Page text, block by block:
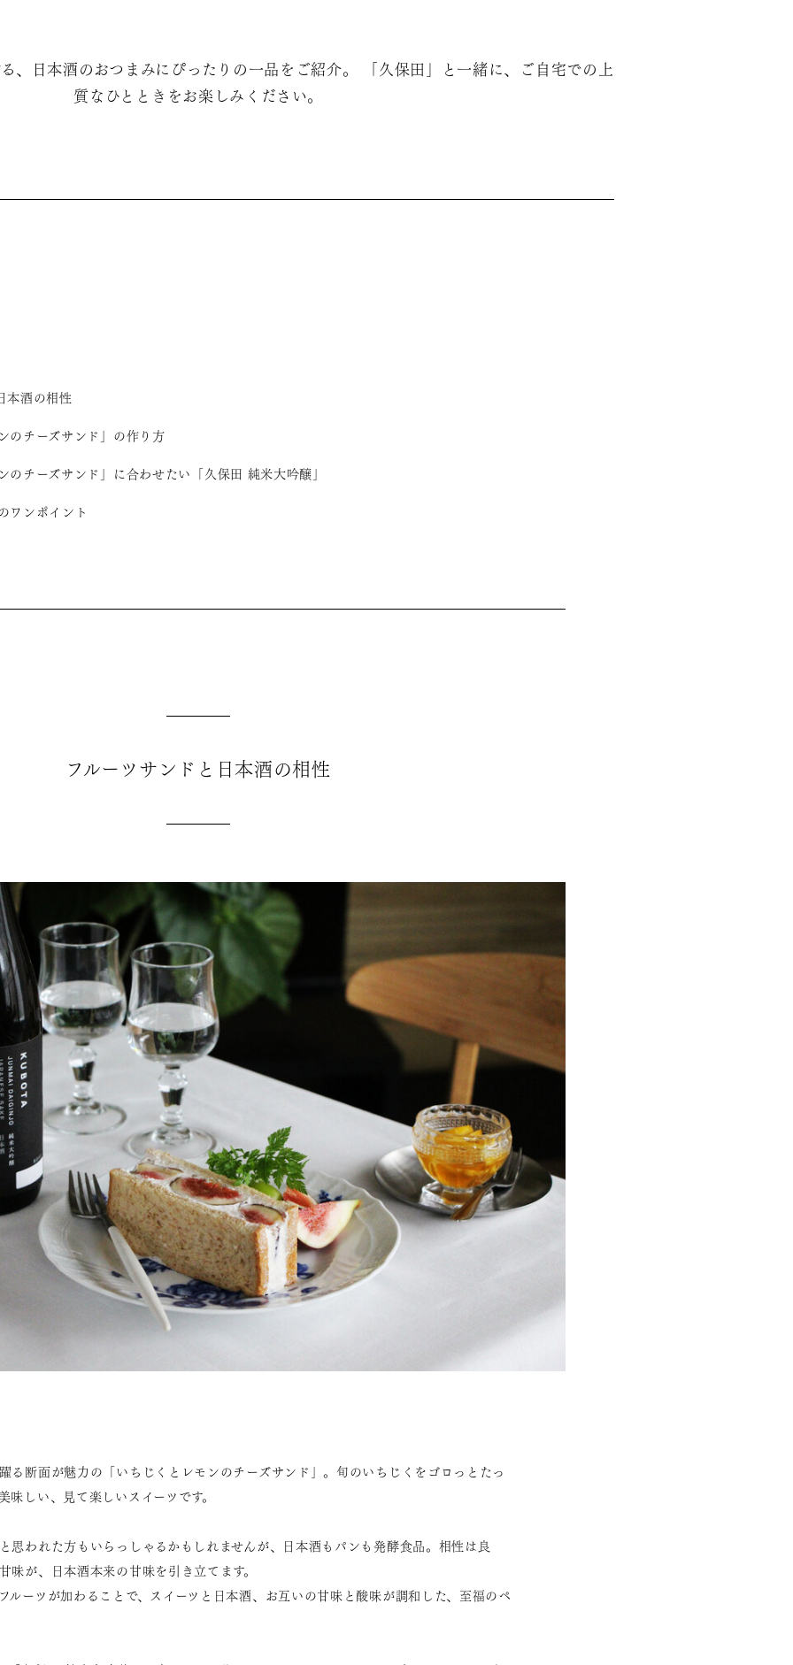
、日本酒のおつまみにぴったりの一品をご紹介。 「久保田」と一緒に、ご自宅での上
質なひとときをお楽しみください。
本酒の相性
のチーズサンド」の作り方
のチーズサンド」に合わせたい「久保田 純米大吟醸」
ワンポイント
フルーツサンドと日本酒の相性
る断面が魅力の「いちじくとレモンのチーズサンド」。旬のいちじくをゴロっとたっ
味しい、見て楽しいスイーツです。
思われた方もいらっしゃるかもしれませんが、日本酒もパンも発酵食品。相性は良
味が、日本酒本来の甘味を引き立てます。
ルーツが加わることで、スイーツと日本酒、お互いの甘味と酸味が調和した、至福のペ